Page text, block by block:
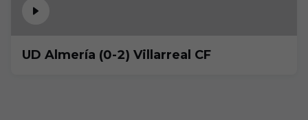
UD Almería (0-2) Villarreal CF